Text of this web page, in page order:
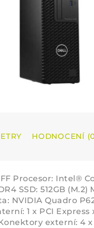
HODNOCENÍ
Procesor: Intel®
SSD: 512GB
NVIDIA Quadro
1 x PCI Express
externí: 4